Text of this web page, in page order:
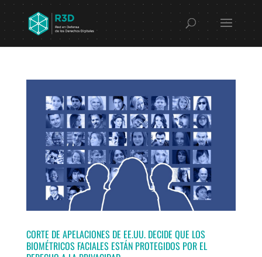
CORTE DE APELACIONES DE EE.UU. DECIDE QUE LOS
BIOMÉTRICOS FACIALES ESTÁN PROTEGIDOS POR EL